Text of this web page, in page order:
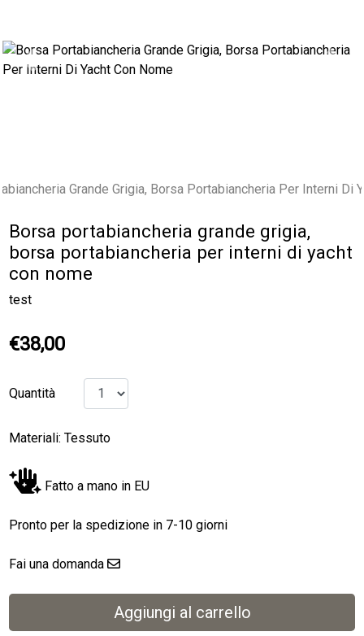
Previous
Borsa portabiancheria grande grigia,
borsa portabiancheria per interni di yacht
con nome
test
€38,00
Quantità
Materiali: Tessuto
Fatto a mano in EU
Pronto per la spedizione in 7-10 giorni
Fai una domanda